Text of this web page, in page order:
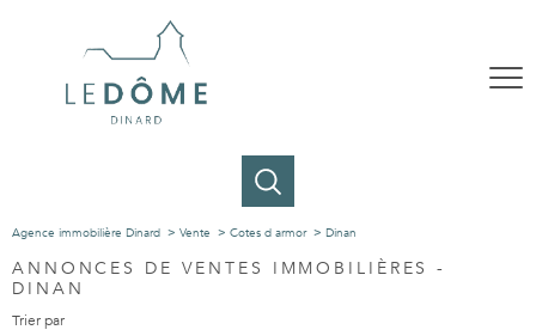
Agence immobilière Dinard Vente Cotes d armor Dinan
ANNONCES DE VENTES IMMOBILIÈRES -
DINAN
Trier par